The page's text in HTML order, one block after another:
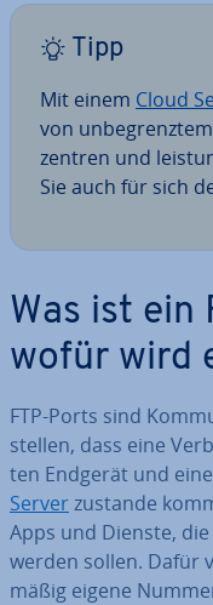
Tipp
Mit einem Cloud
von
zen­tren und
Sie auch für sich
Was ist ein
wofür wird
FTP-Ports sind
stel­len, dass eine
ten Endgerät und
Serverzustande
Apps und Dienste,
werden sollen. Dafür
mä­ßig eigene